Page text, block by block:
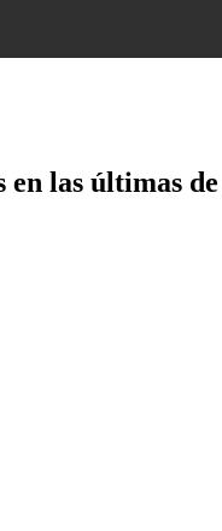
las últimas de